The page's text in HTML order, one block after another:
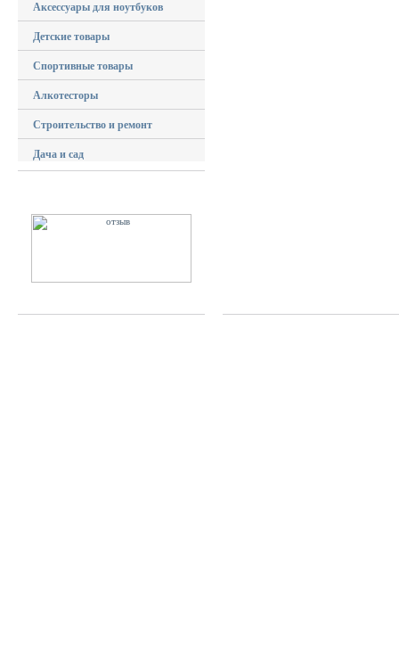
Аксессуары для ноутбуков
Детские товары
Спортивные товары
Алкотесторы
Строительство и ремонт
Дача и сад